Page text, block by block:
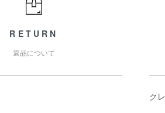
RETURN
返品について
ク